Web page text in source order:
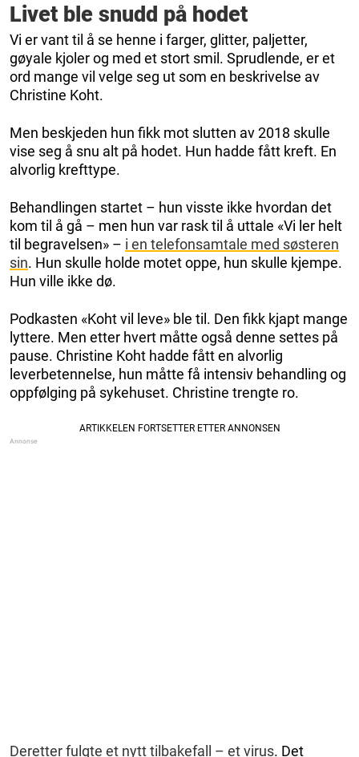
Livet ble snudd på hodet
Vi er vant til å se henne i farger, glitter, paljetter,
gøyale kjoler og med et stort smil. Sprudlende, er et
ord mange vil velge seg ut som en beskrivelse av
Christine Koht.
Men beskjeden hun fikk mot slutten av 2018 skulle
vise seg å snu alt på hodet. Hun hadde fått kreft. En
alvorlig krefttype.
Behandlingen startet – hun visste ikke hvordan det
kom til å gå – men hun var rask til å uttale «Vi ler helt
til begravelsen» – i en telefonsamtale med søsteren
sin. Hun skulle holde motet oppe, hun skulle kjempe.
Hun ville ikke dø.
Podkasten «Koht vil leve» ble til. Den fikk kjapt mange
lyttere. Men etter hvert måtte også denne settes på
pause. Christine Koht hadde fått en alvorlig
leverbetennelse, hun måtte få intensiv behandling og
oppfølging på sykehuset. Christine trengte ro.
Deretter fulgte et nytt tilbakefall – et virus. Det